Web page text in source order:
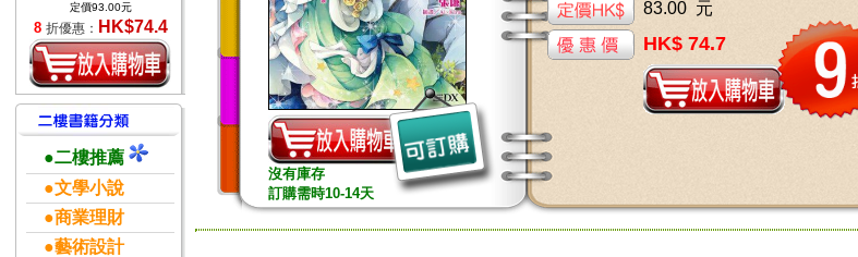
定價93.00元
8 折優惠： HK$74.4
●二樓推薦
●文學小說
●商業理財
●藝術設計
沒有庫存
訂購需時10-14天
83.00 元
HK$ 74.7